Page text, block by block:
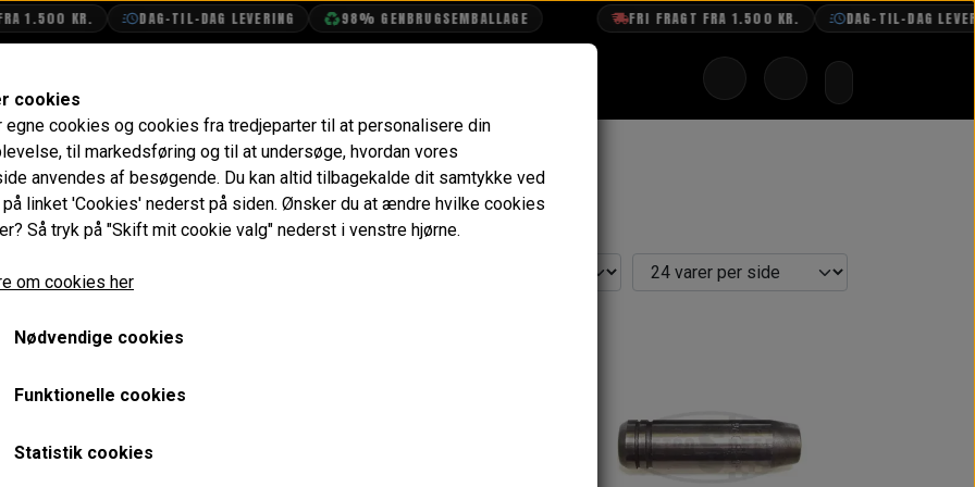
1.500 KR. DAG-TIL-DAG LEVERING 98% GENBRUGSEMBALLAGE FRI FRAGT FRA 1.500 KR. DAG-TIL-DAG
Ventilstyr
cookies
egne cookies og cookies fra tredjeparter til at personalisere din
til markedsføring og til at undersøge, hvordan vores
anvendes af besøgende. Du kan altid tilbagekalde dit samtykke ved
linket 'Cookies' nederst på siden. Ønsker du at ændre hvilke cookies
Så tryk på "Skift mit cookie valg" nederst i venstre hjørne.
om cookies her
Nødvendige cookies
Funktionelle cookies
Statistik cookies